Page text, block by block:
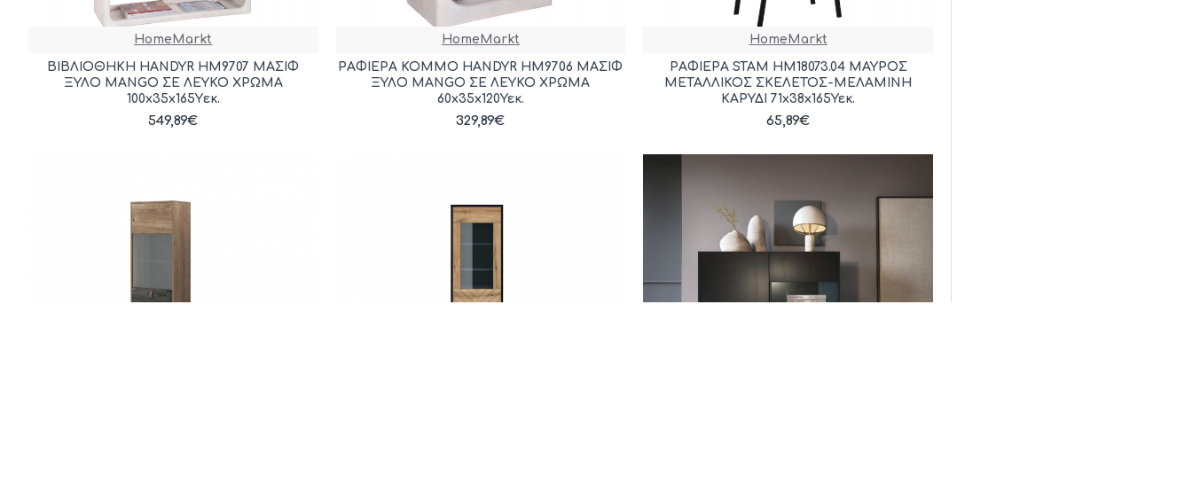
HomeMarkt
ΒΙΒΛΙΟΘΗΚΗ HANDYR HM9707 ΜΑΣΙΦ
ΞΥΛΟ MANGO ΣΕ ΛΕΥΚΟ ΧΡΩΜΑ
100x35x165Yεκ.
549,89€
HomeMarkt
ΡΑΦΙΕΡΑ ΚΟΜΜΟ HANDYR HM9706 ΜΑΣΙΦ
ΞΥΛΟ MANGO ΣΕ ΛΕΥΚΟ ΧΡΩΜΑ
60x35x120Υεκ.
329,89€
HomeMarkt
ΡΑΦΙΕΡΑ STAM HM18073.04 ΜΑΥΡΟΣ
ΜΕΤΑΛΛΙΚΟΣ ΣΚΕΛΕΤΟΣ-ΜΕΛΑΜΙΝΗ
ΚΑΡΥΔΙ 71x38x165Υεκ.
65,89€